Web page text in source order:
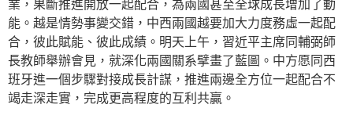
業，果斷推進開放一起配合，為兩國甚至全球成長增加了動
能。越是情勢事變交錯，中西兩國越要加大力度務虛一起配
合，彼此賦能、彼此成績。明天上午，習近平主席同輔弼師
長教師舉辦會見，就深化兩國關系擘畫了藍圖。中方愿同西
班牙進一個步驟對接成長計謀，推進兩邊全方位一起配合不
竭走深走實，完成更高程度的互利共贏。